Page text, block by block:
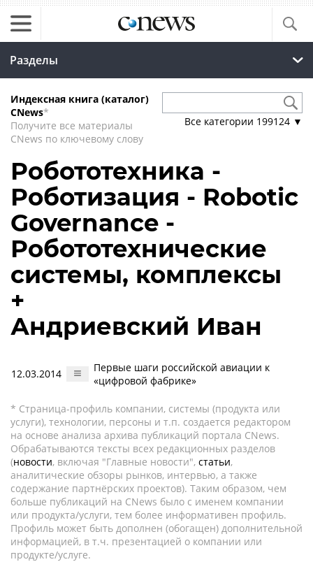
Разделы
Индексная книга (каталог)
CNews*
Получите все материалы
CNews по ключевому слову
Все категории 199124 ▼
Робототехника -
Роботизация - Robotic
Governance -
Робототехнические
системы, комплексы
+
Андриевский Иван
12.03.2014
Первые шаги российской авиации к
«цифровой фабрике»
* Страница-профиль компании, системы (продукта или
услуги), технологии, персоны и т.п. создается редактором
на основе анализа архива публикаций портала CNews.
Обрабатываются тексты всех редакционных разделов
(новости, включая "Главные новости", статьи,
аналитические обзоры рынков, интервью, а также
содержание партнёрских проектов). Таким образом, чем
больше публикаций на CNews было с именем компании
или продукта/услуги, тем более информативен профиль.
Профиль может быть дополнен (обогащен) дополнительной
информацией, в т.ч. презентацией о компании или
продукте/услуге.